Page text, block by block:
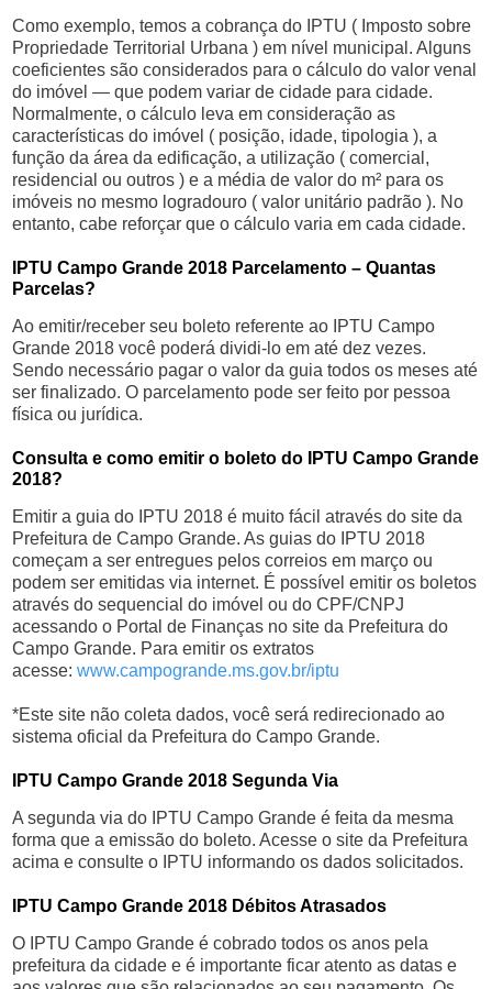
Como exemplo, temos a cobrança do IPTU ( Imposto sobre
Propriedade Territorial Urbana ) em nível municipal. Alguns
coeficientes são considerados para o cálculo do valor venal
do imóvel — que podem variar de cidade para cidade.
Normalmente, o cálculo leva em consideração as
características do imóvel ( posição, idade, tipologia ), a
função da área da edificação, a utilização ( comercial,
residencial ou outros ) e a média de valor do m² para os
imóveis no mesmo logradouro ( valor unitário padrão ). No
entanto, cabe reforçar que o cálculo varia em cada cidade.
IPTU Campo Grande 2018 Parcelamento – Quantas
Parcelas?
Ao emitir/receber seu boleto referente ao IPTU Campo
Grande 2018 você poderá dividi-lo em até dez vezes.
Sendo necessário pagar o valor da guia todos os meses até
ser finalizado. O parcelamento pode ser feito por pessoa
física ou jurídica.
Consulta e como emitir o boleto do IPTU Campo Grande
2018?
Emitir a guia do IPTU 2018 é muito fácil através do site da
Prefeitura de Campo Grande. As guias do IPTU 2018
começam a ser entregues pelos correios em março ou
podem ser emitidas via internet. É possível emitir os boletos
através do sequencial do imóvel ou do CPF/CNPJ
acessando o Portal de Finanças no site da Prefeitura do
Campo Grande. Para emitir os extratos
acesse:www.campogrande.ms.gov.br/iptu
*Este site não coleta dados, você será redirecionado ao
sistema oficial da Prefeitura do Campo Grande.
IPTU Campo Grande 2018 Segunda Via
A segunda via do IPTU Campo Grande é feita da mesma
forma que a emissão do boleto. Acesse o site da Prefeitura
acima e consulte o IPTU informando os dados solicitados.
IPTU Campo Grande 2018 Débitos Atrasados
O IPTU Campo Grande é cobrado todos os anos pela
prefeitura da cidade e é importante ficar atento as datas e